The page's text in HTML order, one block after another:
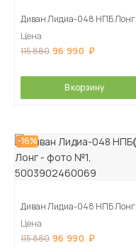
Диван Лидиа-048 НПБ Лонг
Цена
115 880 96 990
В корзину
-16%
Диван Лидиа-048 НПБ Лонг
Цена
115 880 96 990